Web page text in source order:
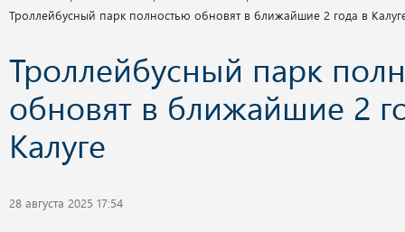
Троллейбусный парк полностью обновят в ближайшие 2 года в
Троллейбусный парк
обновят в ближайшие 2
Калуге
28 августа 2025 17:54